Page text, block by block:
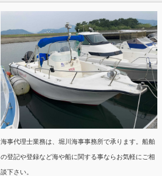
海事代理士業務は、堀川海事事務所で承ります。船舶
の登記や登録など海や船に関する事ならお気軽にご相
談下さい。